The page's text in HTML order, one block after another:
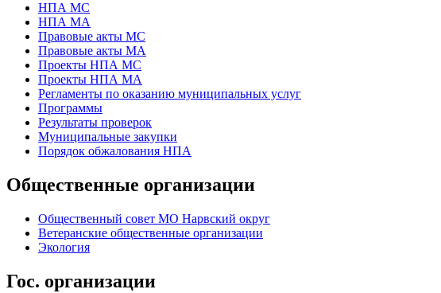
НПА МС
НПА МА
Правовые акты МС
Правовые акты МА
Проекты НПА МС
Проекты НПА МА
Регламенты по оказанию муниципальных услуг
Программы
Результаты проверок
Муниципальные закупки
Порядок обжалования НПА
Общественные организации
Общественный совет МО Нарвский округ
Ветеранские общественные организации
Экология
Гос. организации